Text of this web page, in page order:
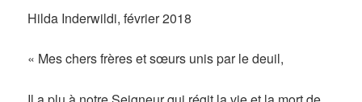
Hilda Inderwildi, février 2018
« Mes chers frères et sœurs unis par le deuil,